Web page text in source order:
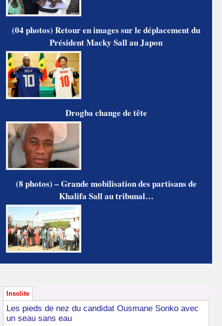
(04 photos) Retour en images sur le déplacement du
Président Macky Sall au Japon
Drogba change de tête
(8 photos) – Grande mobilisation des partisans de
Khalifa Sall au tribunal…
Insolite
Les pieds de nez du candidat Ousmane Sonko avec
un seau sans eau